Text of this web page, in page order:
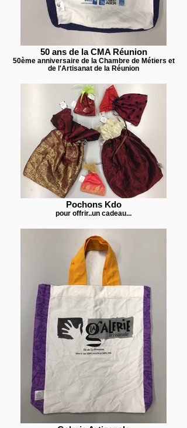
50 ans de la CMA Réunion
50ème anniversaire de la Chambre de Métiers et
de l'Artisanat de la Réunion
Pochons Kdo
pour offrir..un cadeau...